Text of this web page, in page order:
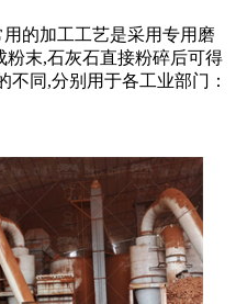
的加工工艺是采用专用磨
末,石灰石直接粉碎后可得
不同,分别用于各工业部门：